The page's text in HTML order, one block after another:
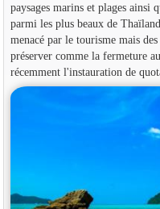
paysages marins et plages ainsi
parmi les plus beaux de
menacé par le tourisme mais
préserver comme la fermeture
récemment l'instauration de